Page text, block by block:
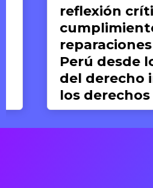
reflexión crítica
cumplimiento
reparaciones
Perú desde los
del derecho
los derechos